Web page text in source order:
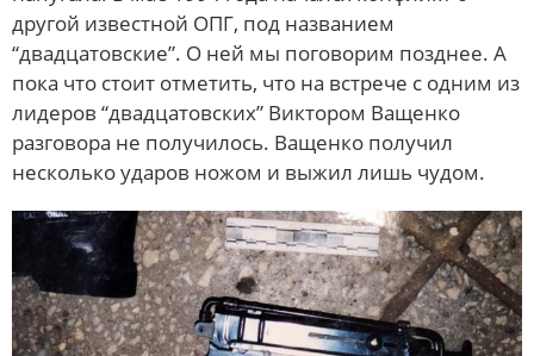
другой известной ОПГ, под названием
“двадцатовские”. О ней мы поговорим позднее. А
пока что стоит отметить, что на встрече с одним из
лидеров “двадцатовских” Виктором Ващенко
разговора не получилось. Ващенко получил
несколько ударов ножом и выжил лишь чудом.